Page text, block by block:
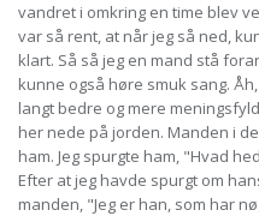
vandret i omkring en time blev
var så rent, at når jeg så ned,
klart. Så så jeg en mand stå
kunne også høre smuk sang.
langt bedre og mere
her nede på jorden. Manden i
ham. Jeg spurgte ham, "Hvad
Efter at jeg havde spurgt om
manden, "Jeg er han, som har